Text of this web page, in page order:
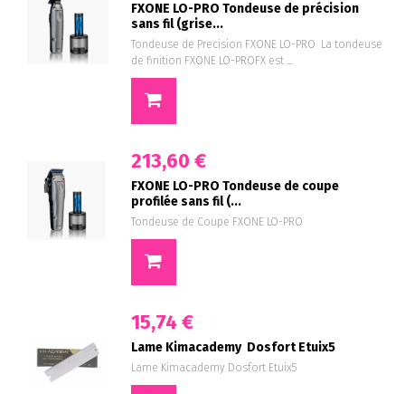
FXONE LO-PRO Tondeuse de précision
sans fil (grise...
Tondeuse de Precision FXONE LO-PRO La tondeuse
de finition FXONE LO-PROFX est ...
213,60 €
FXONE LO-PRO Tondeuse de coupe
profilée sans fil (...
Tondeuse de Coupe FXONE LO-PRO
15,74 €
Lame Kimacademy Dosfort Etuix5
Lame Kimacademy Dosfort Etuix5